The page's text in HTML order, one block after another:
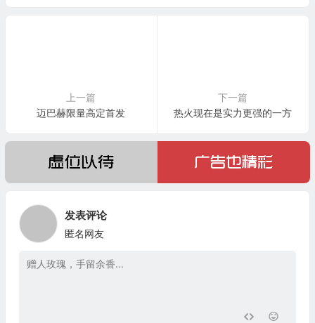
上一篇
迈巴赫限量高定首发
下一篇
热火现在是实力更强的一方
发表评论
匿名网友